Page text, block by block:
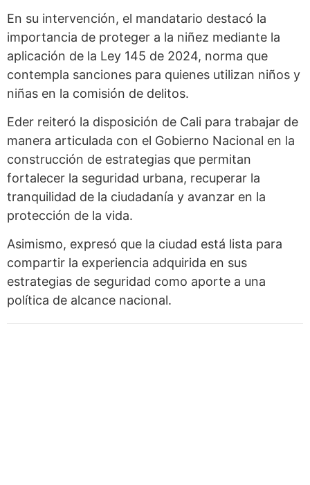
En su intervención, el mandatario destacó la
importancia de proteger a la niñez mediante la
aplicación de la Ley 145 de 2024, norma que
contempla sanciones para quienes utilizan niños y
niñas en la comisión de delitos.
Eder reiteró la disposición de Cali para trabajar de
manera articulada con el Gobierno Nacional en la
construcción de estrategias que permitan
fortalecer la seguridad urbana, recuperar la
tranquilidad de la ciudadanía y avanzar en la
protección de la vida.
Asimismo, expresó que la ciudad está lista para
compartir la experiencia adquirida en sus
estrategias de seguridad como aporte a una
política de alcance nacional.